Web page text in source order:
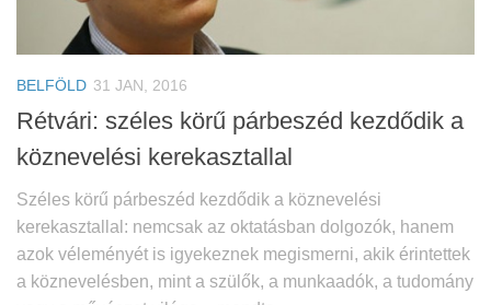
BELFÖLD 31 JAN, 2016
Rétvári: széles körű párbeszéd kezdődik a
köznevelési kerekasztallal
Széles körű párbeszéd kezdődik a köznevelési
kerekasztallal: nemcsak az oktatásban dolgozók, hanem
azok véleményét is igyekeznek megismerni, akik érintettek
a köznevelésben, mint a szülők, a munkaadók, a tudomány